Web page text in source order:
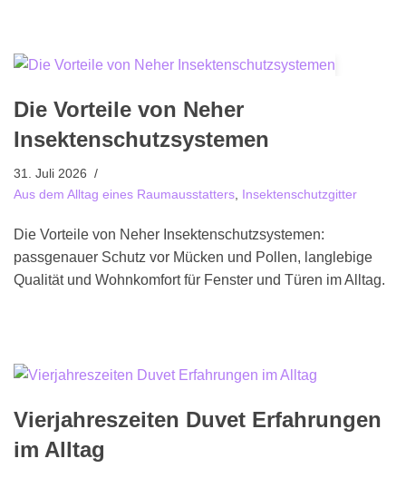
Die Vorteile von Neher
Insektenschutzsystemen
31. Juli 2026
Aus dem Alltag eines Raumausstatters Insektenschutzgitter
Die Vorteile von Neher Insektenschutzsystemen:
passgenauer Schutz vor Mücken und Pollen, langlebige
Qualität und Wohnkomfort für Fenster und Türen im Alltag.
Vierjahreszeiten Duvet Erfahrungen
im Alltag